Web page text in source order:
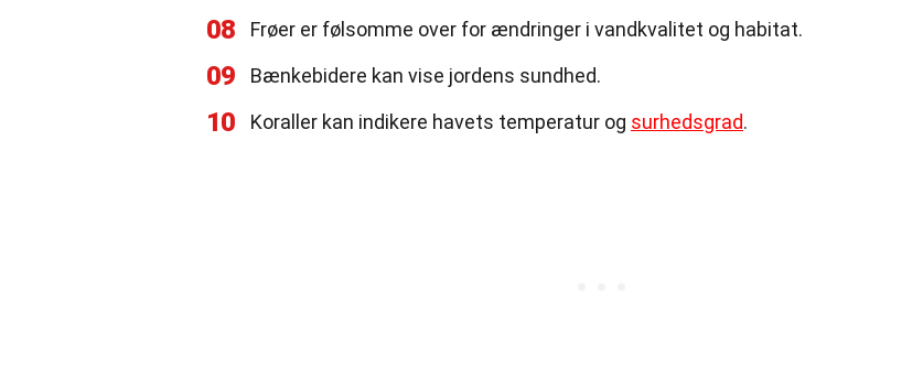
08 Frøer er følsomme over for ændringer i vandkvalitet og habitat.
09 Bænkebidere kan vise jordens sundhed.
10 Koraller kan indikere havets temperatur og surhedsgrad.